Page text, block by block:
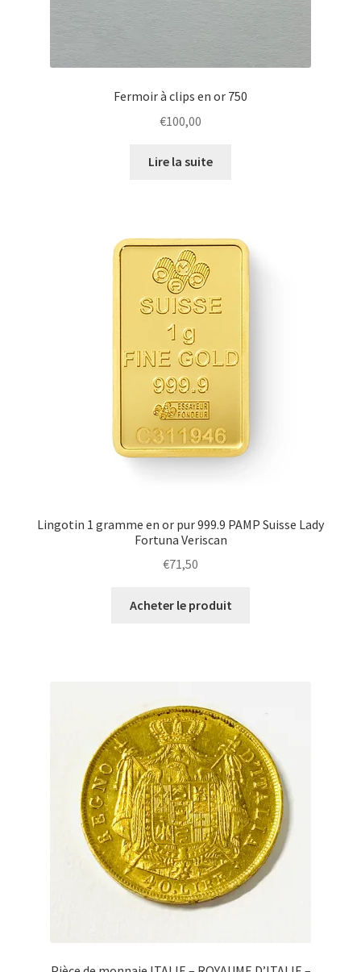
Fermoir à clips en or 750
€100,00
Lire la suite
Lingotin 1 gramme en or pur 999.9 PAMP Suisse Lady
Fortuna Veriscan
€71,50
Acheter le produit